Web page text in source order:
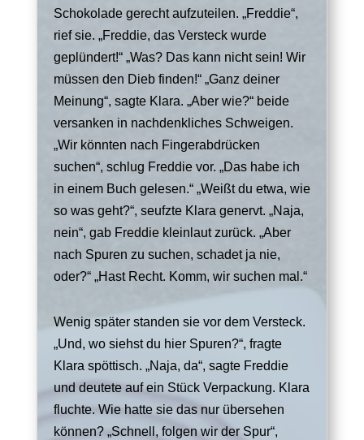
Schokolade gerecht aufzuteilen. „Freddie“,
rief sie. „Freddie, das Versteck wurde
geplündert!“ „Was? Das kann nicht sein! Wir
müssen den Dieb finden!“ „Ganz deiner
Meinung“, sagte Klara. „Aber wie?“ beide
versanken in nachdenkliches Schweigen.
„Wir könnten nach Fingerabdrücken
suchen“, schlug Freddie vor. „Das habe ich
in einem Buch gelesen.“ „Weißt du etwa, wie
so was geht?“, seufzte Klara genervt. „Naja,
nein“, gab Freddie kleinlaut zurück. „Aber
nach Spuren zu suchen, schadet ja nie,
oder?“ „Hast Recht. Komm, wir suchen mal.“
Wenig später standen sie vor dem Versteck.
„Und, wo siehst du hier Spuren?“, fragte
Klara spöttisch. „Naja, da“, sagte Freddie
und deutete auf ein Stück Verpackung. Klara
fluchte. Wie hatte sie das nur übersehen
können? „Schnell, folgen wir der Spur“,